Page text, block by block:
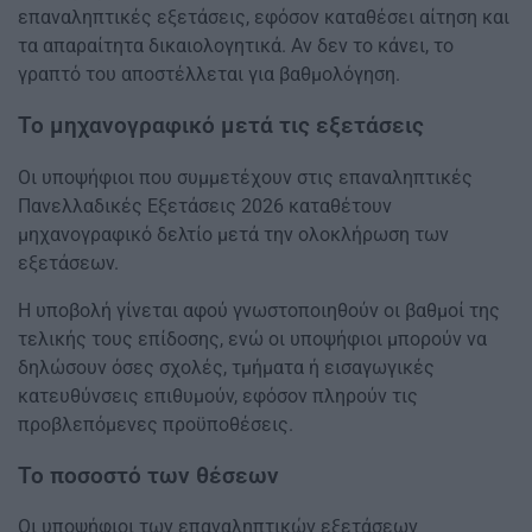
επαναληπτικές εξετάσεις, εφόσον καταθέσει αίτηση και
τα απαραίτητα δικαιολογητικά. Αν δεν το κάνει, το
γραπτό του αποστέλλεται για βαθμολόγηση.
Το μηχανογραφικό μετά τις εξετάσεις
Οι υποψήφιοι που συμμετέχουν στις επαναληπτικές
Πανελλαδικές Εξετάσεις 2026 καταθέτουν
μηχανογραφικό δελτίο μετά την ολοκλήρωση των
εξετάσεων.
Η υποβολή γίνεται αφού γνωστοποιηθούν οι βαθμοί της
τελικής τους επίδοσης, ενώ οι υποψήφιοι μπορούν να
δηλώσουν όσες σχολές, τμήματα ή εισαγωγικές
κατευθύνσεις επιθυμούν, εφόσον πληρούν τις
προβλεπόμενες προϋποθέσεις.
Το ποσοστό των θέσεων
Οι υποψήφιοι των επαναληπτικών εξετάσεων